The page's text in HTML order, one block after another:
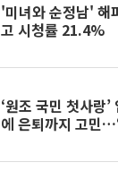
'미녀와 순정남'
고 시청률 21.4%
‘원조 국민 첫사랑
에 은퇴까지 고민